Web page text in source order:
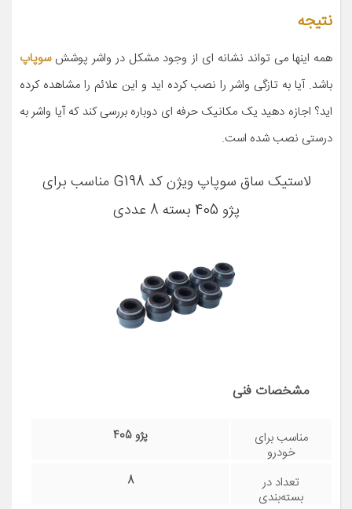
نتیجه
همه اینها می تواند نشانه ای از وجود مشکل در واشر پوششسوپاپ
باشد. آیا به تازگی واشر را نصب کرده اید و این علائم را مشاهده کرده
اید؟ اجازه دهید یک مکانیک حرفه ای دوباره بررسی کند که آیا واشر به
درستی نصب شده است.
لاستیک ساق سوپاپ ویژن کد G198 مناسب برای
پژو 405 بسته 8 عددی
مشخصات فنی
مناسب برای
خودرو
تعداد در
بسته‌بندی
پژو 405
8